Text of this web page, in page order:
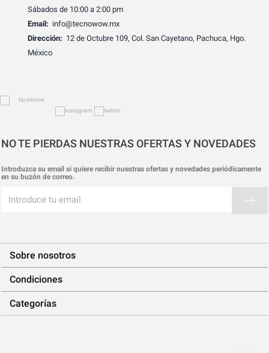
Sábados de 10:00 a 2:00 pm
Email: info@tecnowow.mx
Dirección: 12 de Octubre 109, Col. San Cayetano, Pachuca, Hgo.
México
NO TE PIERDAS NUESTRAS OFERTAS Y NOVEDADES
Introduzca su email si quiere recibir nuestras ofertas y novedades periódicamente
en su buzón de correo.
Sobre nosotros
Condiciones
Categorías